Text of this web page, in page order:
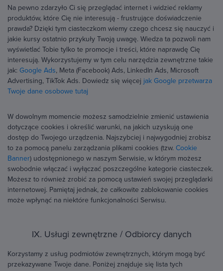
Na pewno zdarzyło Ci się przeglądać internet i widzieć reklamy
produktów, które Cię nie interesują - frustrujące doświadczenie
prawda? Dzięki tym ciasteczkom wiemy czego chcesz się nauczyć i
jakie kursy ostatnio przykuły Twoją uwagę. Wiedza ta pozwoli nam
wyświetlać Tobie tylko te promocje i treści, które naprawdę Cię
interesują. Wykorzystujemy w tym celu narzędzia zewnętrzne takie
jak: Google Ads, Meta (Facebook) Ads, LinkedIn Ads, Microsoft
Advertising, TikTok Ads. Dowiedz się więcej jak Google przetwarza
Twoje dane osobowe tutaj
W dowolnym momencie możesz samodzielnie zmienić ustawienia
dotyczące cookies i określić warunki, na jakich uzyskują one
dostęp do Twojego urządzenia. Najszybciej i najwygodniej zrobisz
to za pomocą panelu zarządzania plikami cookies (tzw. Cookie
Banner) udostępnionego w naszym Serwisie, w którym możesz
swobodnie włączać i wyłączać poszczególne kategorie ciasteczek.
Możesz to również zrobić za pomocą ustawień swojej przeglądarki
internetowej. Pamiętaj jednak, że całkowite zablokowanie cookies
może wpłynąć na niektóre funkcjonalności Serwisu.
IX. Usługi zewnętrzne / Odbiorcy danych
Korzystamy z usług podmiotów zewnętrznych, którym mogą być
przekazywane Twoje dane. Poniżej znajduje się lista tych